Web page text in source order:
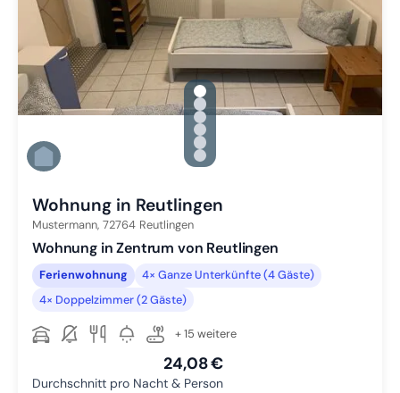
gallery.slide_selector
Zu Slide 1 wechseln
Zu Slide 2 wechseln
Zu Slide 3 wechseln
Zu Slide 4 wechseln
Zu Slide 5 wechseln
Zu Slide 6 wechseln
Wohnung in Reutlingen
Mustermann, 72764 Reutlingen
Wohnung in Zentrum von Reutlingen
Ferienwohnung
4× Ganze Unterkünfte (4 Gäste)
4× Doppelzimmer (2 Gäste)
+ 15 weitere
24,08 €
Durchschnitt pro Nacht & Person